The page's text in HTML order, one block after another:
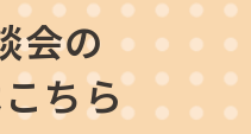
会の
ちら